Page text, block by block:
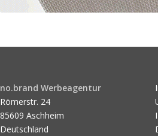
no.brand Werbeagentur
Römerstr. 24
85609 Aschheim
Deutschland